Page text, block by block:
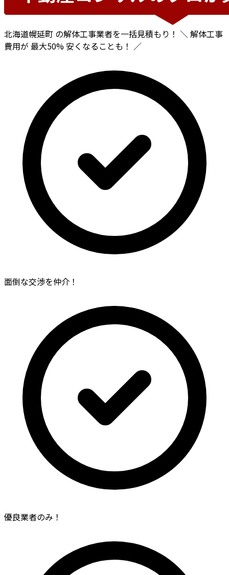
北海道幌延町 の解体工事業者を一括見積もり！ ＼ 解体工事
費用が 最大50%安くなることも！ ／
面倒な交渉を仲介！
優良業者のみ！